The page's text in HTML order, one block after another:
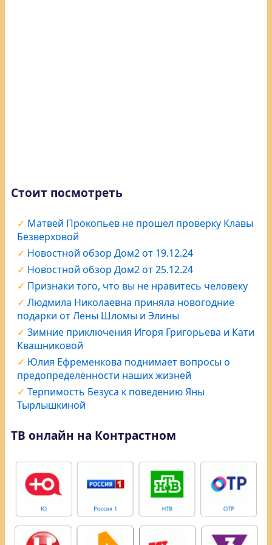
Стоит посмотреть
Матвей Прокопьев не прошел проверку Клавы
Безверховой
Новостной обзор Дом2 от 19.12.24
Новостной обзор Дом2 от 25.12.24
Признаки того, что вы не нравитесь человеку
Людмила Николаевна приняла новогодние
подарки от Лены Шломы и Элины
Зимние приключения Игоря Григорьева и Кати
Квашниковой
Юлия Ефременкова поднимает вопросы о
предопределённости наших жизней
Терпимость Безуса к поведению Яны
Тырлышкиной
ТВ онлайн на Контрастном